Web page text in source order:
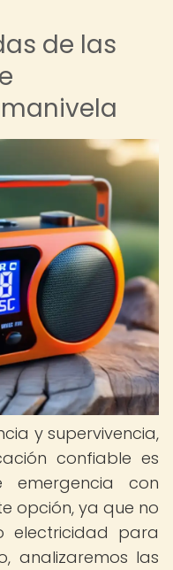
de las
y supervivencia,
confiable es
emergencia con
opción, ya que no
electricidad para
analizaremos las